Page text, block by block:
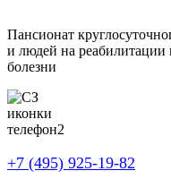
Пансионат
и людей на реабилитации
болезни
+7 (495) 925-19-82